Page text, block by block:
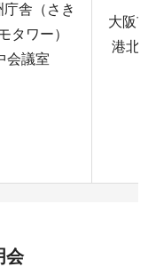
舎（さき
タワー）
会議室
大阪市
港北
会